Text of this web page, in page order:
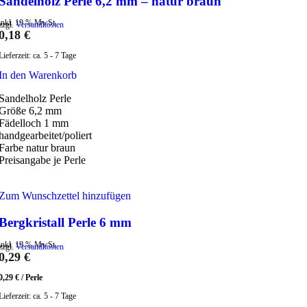
19 % MwSt.
Versandkosten
€
ca. 5 - 7 Tage
den Warenkorb
Perle
6,2 mm
1 mm
poliert
natur braun
je Perle
Wunschzettel hinzufügen
Perle 6 mm
19 % MwSt.
Versandkosten
€
€ /Perle
ca. 5 - 7 Tage